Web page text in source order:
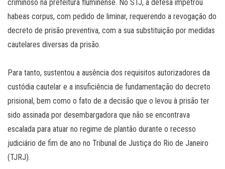
criminoso na prefeitura fluminense. No STJ, a defesa impetrou
habeas corpus, com pedido de liminar, requerendo a revogação do
decreto de prisão preventiva, com a sua substituição por medidas
cautelares diversas da prisão.
Para tanto, sustentou a ausência dos requisitos autorizadores da
custódia cautelar e a insuficiência de fundamentação do decreto
prisional, bem como o fato de a decisão que o levou à prisão ter
sido assinada por desembargadora que não se encontrava
escalada para atuar no regime de plantão durante o recesso
judiciário de fim de ano no Tribunal de Justiça do Rio de Janeiro
(TJRJ).